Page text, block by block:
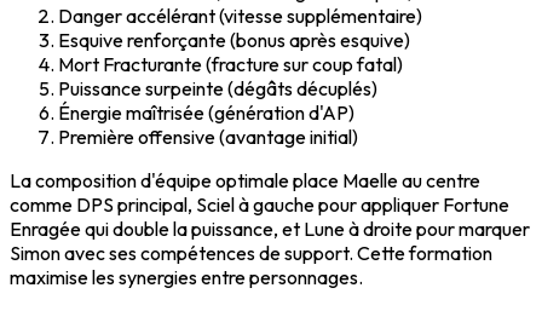
Danger accélérant (vitesse supplémentaire)
Esquive renforçante (bonus après esquive)
Mort Fracturante (fracture sur coup fatal)
Puissance surpeinte (dégâts décuplés)
Énergie maîtrisée (génération d'AP)
Première offensive (avantage initial)
La composition d'équipe optimale place Maelle au centre
comme DPS principal, Sciel à gauche pour appliquer Fortune
Enragée qui double la puissance, et Lune à droite pour marquer
Simon avec ses compétences de support. Cette formation
maximise les synergies entre personnages.